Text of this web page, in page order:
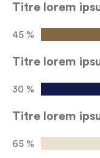
Titre lorem
45 %
Titre lorem
30 %
Titre lorem
65 %